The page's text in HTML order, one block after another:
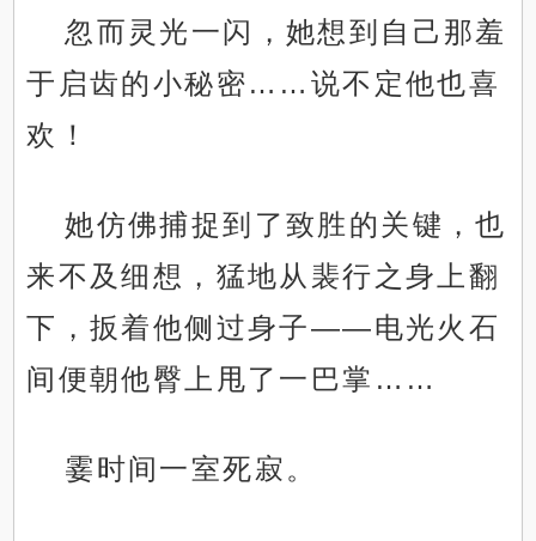
忽而灵光一闪，她想到自己那羞
于启齿的小秘密……说不定他也喜
欢！
她仿佛捕捉到了致胜的关键，也
来不及细想，猛地从裴行之身上翻
下，扳着他侧过身子——电光火石
间便朝他臀上甩了一巴掌……
霎时间一室死寂。